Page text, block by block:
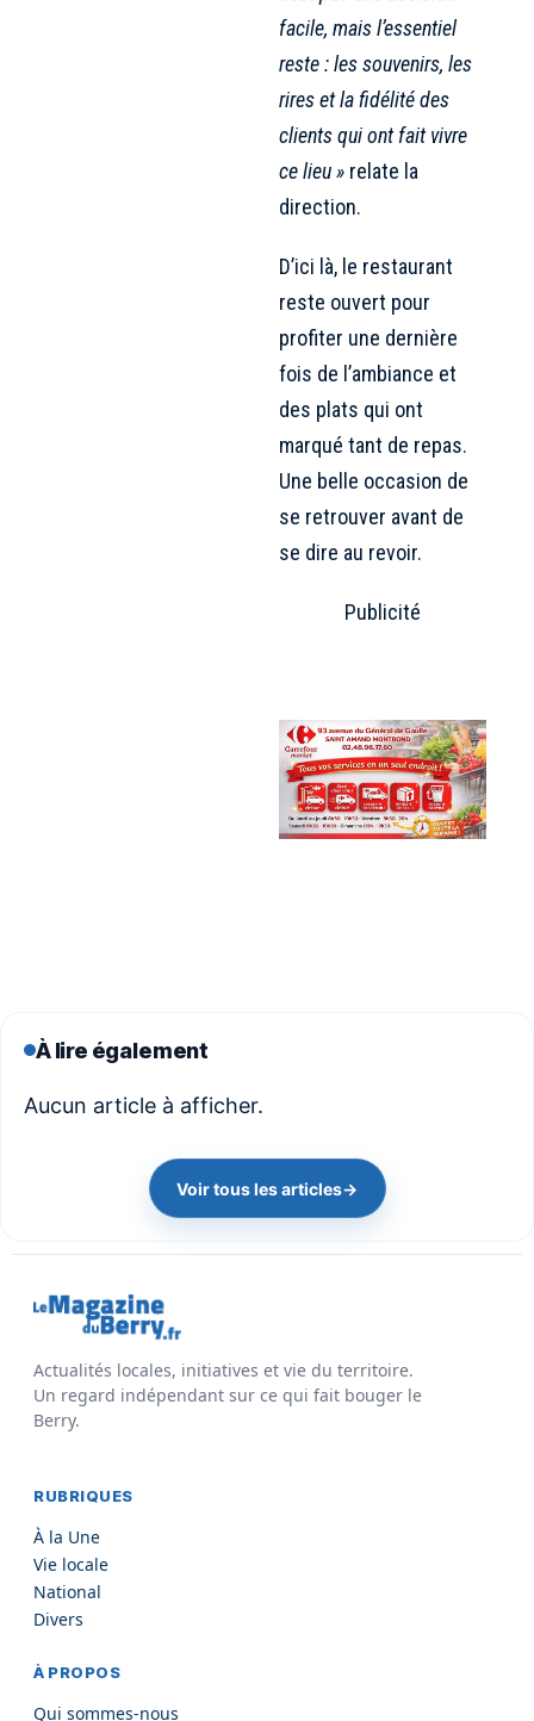
facile, mais l’essentiel
reste : les souvenirs, les
rires et la fidélité des
clients qui ont fait vivre
ce lieu » relate la
direction.
D’ici là, le restaurant
reste ouvert pour
profiter une dernière
fois de l’ambiance et
des plats qui ont
marqué tant de repas.
Une belle occasion de
se retrouver avant de
se dire au revoir.
Publicité
À lire également
Aucun article à afficher.
Voir tous les articles→
Actualités locales, initiatives et vie du territoire.
Un regard indépendant sur ce qui fait bouger le
Berry.
RUBRIQUES
À la Une
Vie locale
National
Divers
À PROPOS
Qui sommes-nous